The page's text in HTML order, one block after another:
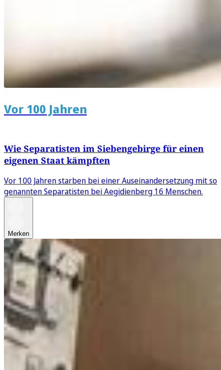
Vor 100 Jahren
Wie Separatisten im Siebengebirge für einen
eigenen Staat kämpften
Vor 100 Jahren starben bei einer Auseinandersetzung mit so
genannten Separatisten bei Aegidienberg 16 Menschen.
Merken